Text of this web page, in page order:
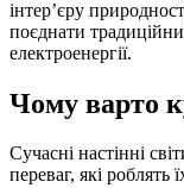
інтер’єру
поєднати
електроенергії.
Чому варто
Сучасні настінні
переваг, які